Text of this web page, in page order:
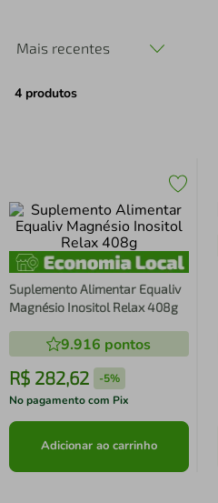
Mais recentes
4 produtos
Suplemento Alimentar Equaliv
Magnésio Inositol Relax 408g
9.916 pontos
R$ 282,62 -5%
No pagamento com Pix
Adicionar ao carrinho
perfume
4º air fryer